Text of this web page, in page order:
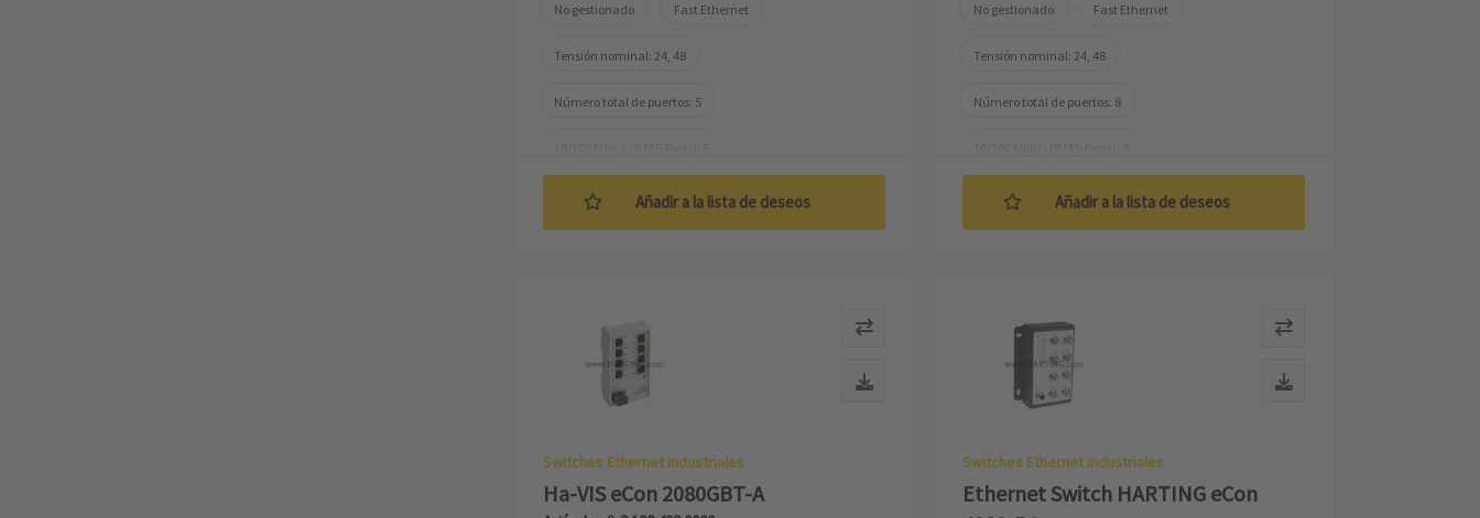
No gestionado Fast Ethernet
Tensión nominal: 24, 48
Número total de puertos: 5
Temperatura de trabajo: -40 ... +70 °C
Añadir a la lista de deseos
No gestionado Fast Ethernet
Tensión nominal: 24, 48
Número total de puertos: 8
Temperatura de trabajo: -40 ... +70 °C
Añadir a la lista de deseos
Switches Ethernet industriales
Ha-VIS eCon 2080GBT-A
Switches Ethernet industriales
Ethernet Switch HARTING eCon